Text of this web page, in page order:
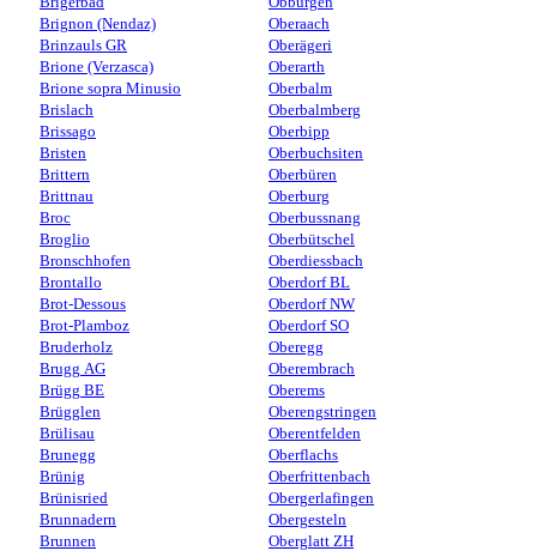
Brignon (Nendaz)
Brinzauls GR
Brione (Verzasca)
Brione sopra Minusio
Brislach
Brissago
Bristen
Brittern
Brittnau
Broc
Broglio
Bronschhofen
Brontallo
Brot-Dessous
Brot-Plamboz
Bruderholz
Brugg AG
Brügg BE
Brügglen
Brülisau
Brunegg
Brünig
Brünisried
Brunnadern
Brunnen
Oberaach
Oberägeri
Oberarth
Oberbalm
Oberbalmberg
Oberbipp
Oberbuchsiten
Oberbüren
Oberburg
Oberbussnang
Oberbütschel
Oberdiessbach
Oberdorf BL
Oberdorf NW
Oberdorf SO
Oberegg
Oberembrach
Oberems
Oberengstringen
Oberentfelden
Oberflachs
Oberfrittenbach
Obergerlafingen
Obergesteln
Oberglatt ZH